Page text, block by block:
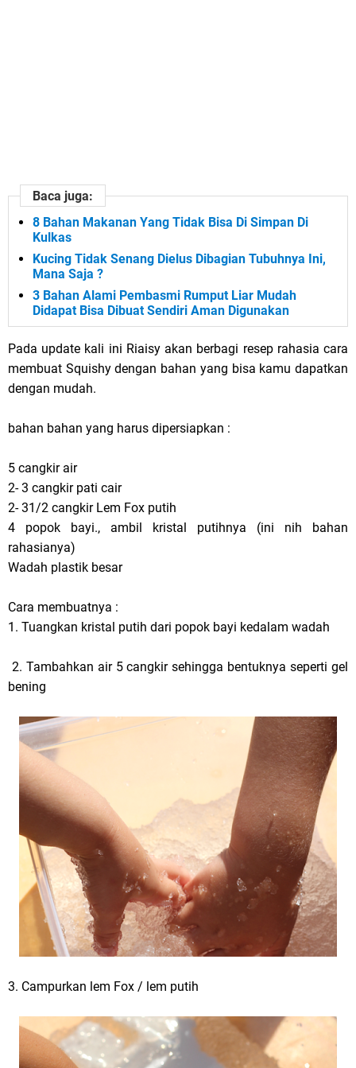
Baca juga:
8 Bahan Makanan Yang Tidak Bisa Di Simpan Di
Kulkas
Kucing Tidak Senang Dielus Dibagian Tubuhnya Ini,
Mana Saja ?
3 Bahan Alami Pembasmi Rumput Liar Mudah
Didapat Bisa Dibuat Sendiri Aman Digunakan
Pada update kali ini Riaisy akan berbagi resep rahasia cara
membuat Squishy dengan bahan yang bisa kamu dapatkan
dengan mudah.
bahan bahan yang harus dipersiapkan :
5 cangkir air
2- 3 cangkir pati cair
2- 31/2 cangkir Lem Fox putih
4 popok bayi., ambil kristal putihnya (ini nih bahan
rahasianya)
Wadah plastik besar
Cara membuatnya :
1. Tuangkan kristal putih dari popok bayi kedalam wadah
2. Tambahkan air 5 cangkir sehingga bentuknya seperti gel
bening
3. Campurkan lem Fox / lem putih